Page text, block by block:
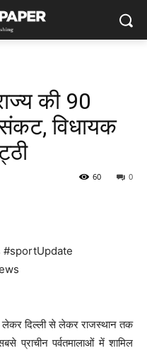
की 90
संकट, विधायक
0
60
लेकर दिल्ली से लेकर राजस्थान तक
प्राचीन पर्वतमालाओं में शामिल